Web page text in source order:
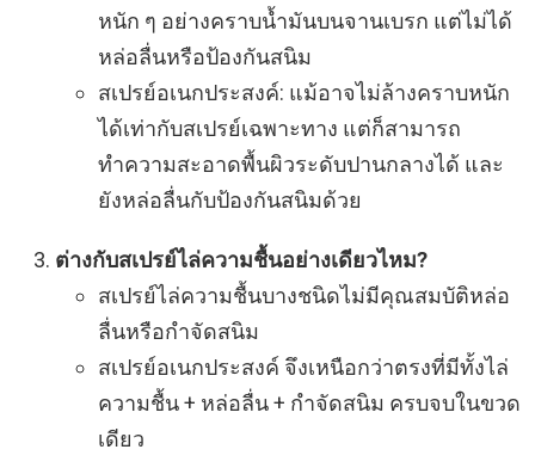
หนัก ๆ อย่างคราบน้ำมันบนจานเบรก แต่ไม่ได้
หล่อลื่นหรือป้องกันสนิม
สเปรย์อเนกประสงค์: แม้อาจไม่ล้างคราบหนัก
ได้เท่ากับสเปรย์เฉพาะทาง แต่ก็สามารถ
ทำความสะอาดพื้นผิวระดับปานกลางได้ และ
ยังหล่อลื่นกับป้องกันสนิมด้วย
ต่างกับสเปรย์ไล่ความชื้นอย่างเดียวไหม?
สเปรย์ไล่ความชื้นบางชนิดไม่มีคุณสมบัติหล่อ
ลื่นหรือกำจัดสนิม
สเปรย์อเนกประสงค์ จึงเหนือกว่าตรงที่มีทั้งไล่
ความชื้น + หล่อลื่น + กำจัดสนิม ครบจบในขวด
เดียว